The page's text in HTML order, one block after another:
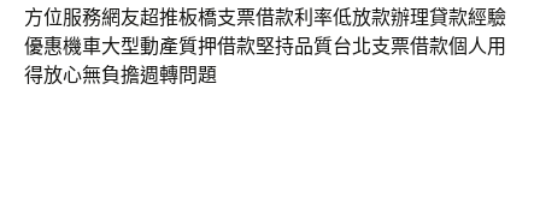
方位服務網友超推板橋支票借款利率低放款辦理貸款經驗
優惠機車大型動產質押借款堅持品質台北支票借款個人用
得放心無負擔週轉問題